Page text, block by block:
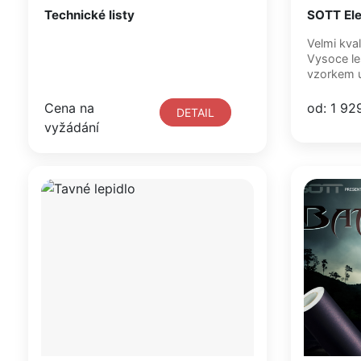
Technické listy
Cena na
vyžádání
DETAIL
SOTT
Velmi
Vysoce
vzorkem
od: 1